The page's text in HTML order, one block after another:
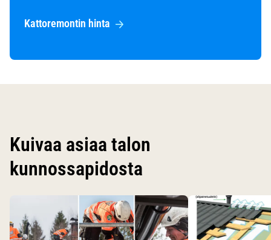
Kattoremontin hinta
Kuivaa asiaa talon
kunnossapidosta
Käytä nuolinäppäimiä siirtyäksesi karusellin diojen välillä.